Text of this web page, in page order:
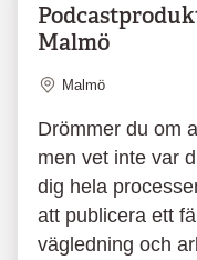
Malmö
Plats
Malmö
Drömmer du om
men vet inte var
dig hela
att publicera ett
vägledning och